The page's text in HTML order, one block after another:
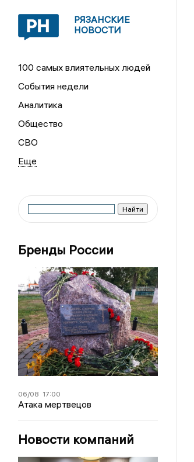
РЯЗАНСКИЕ
НОВОСТИ
100 самых влиятельных людей
События недели
Аналитика
Общество
СВО
Бренды России
06/08 17:00
Атака мертвецов
Новости компаний